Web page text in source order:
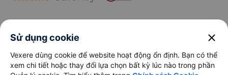
keyboard_arrow_down
Về chúng tôi
keyboard_arrow_down
Hỗ trợ
Sử dụng cookie close
Vexere dùng cookie để website hoạt động ổn định. Bạn có thể
xem chi tiết hoặc thay đổi lựa chọn bất kỳ lúc nào trong phần